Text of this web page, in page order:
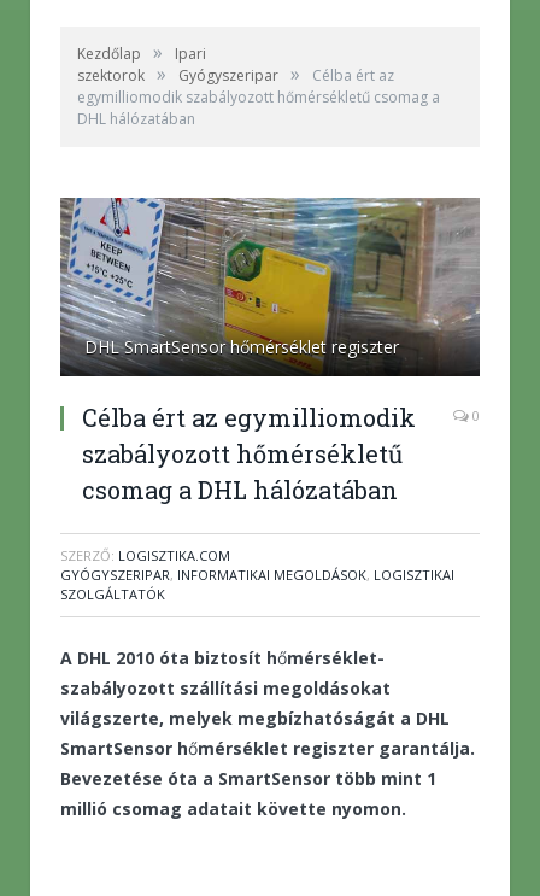
Kezdőlap »
Ipari
szektorok » Gyógyszeripar »
Célba ért az
egymilliomodik szabályozott hőmérsékletű csomag a
DHL hálózatában
DHL SmartSensor hőmérséklet regiszter
Célba ért az egymilliomodik
szabályozott hőmérsékletű
csomag a DHL hálózatában
0
SZERZŐ: LOGISZTIKA.COM
GYÓGYSZERIPAR, INFORMATIKAI MEGOLDÁSOK, LOGISZTIKAI
SZOLGÁLTATÓK
A DHL 2010 óta biztosít hőmérséklet-
szabályozott szállítási megoldásokat
világszerte, melyek megbízhatóságát a DHL
SmartSensor hőmérséklet regiszter garantálja.
Bevezetése óta a SmartSensor több mint 1
millió csomag adatait követte nyomon.